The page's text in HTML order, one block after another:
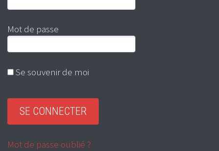
Mot de passe
Se souvenir de moi
Mot de passe oublié ?